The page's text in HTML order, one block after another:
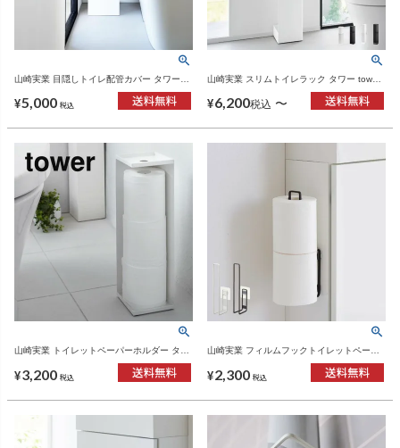
山崎実業 目隠しトイレ配管カバー タワー
¥5,000 税込
山崎実業 スリムトイレラック タワー tower |
¥6,200税込 〜
山崎実業 トイレットペーパーホルダー タワ
ー tower | トイレ雑貨・タワーシリーズ
¥3,200 税込
山崎実業 フィルムフックトイレットペーパ
ーホルダー タワー tower | トイレ雑貨・タワ
ーシリーズ
¥2,300 税込